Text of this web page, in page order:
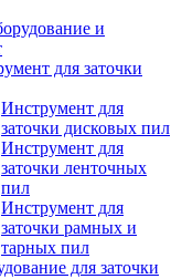
и
для заточки
Инструмент для
заточки дисковых пил
Инструмент для
заточки ленточных
пил
Инструмент для
заточки рамных и
тарных пил
для заточки